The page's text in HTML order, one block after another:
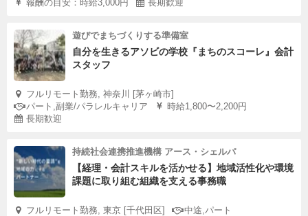
報酬の目安：時給3,000円
長期歓迎
遊びでまちづくりする準備室
自分を生きるアソビの学校『まちのスコーレ』会計
スタッフ
フルリモート勤務, 神奈川 [茅ヶ崎市]
パート,副業/パラレルキャリア
時給1,800〜2,200円
長期歓迎
持続社会連携推進機構 アース・シェルパ
【経理・会計スキルを活かせる】地域活性化や環境
課題に取り組む組織を支える事務職
フルリモート勤務, 東京 [千代田区]
中途,パート